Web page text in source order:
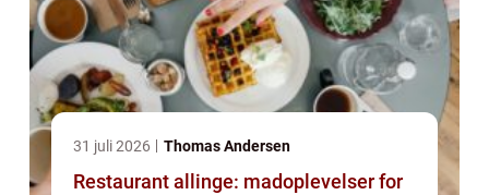
31 juli 2026 Thomas Andersen
Restaurant allinge: madoplevelser for